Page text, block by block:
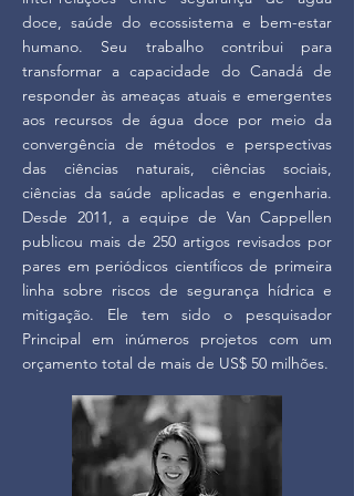
doce, saúde do ecossistema e bem-estar
humano. Seu trabalho contribui para
transformar a capacidade do Canadá de
responder às ameaças atuais e emergentes
aos recursos de água doce por meio da
convergência de métodos e perspectivas
das ciências naturais, ciências sociais,
ciências da saúde aplicadas e engenharia.
Desde 2011, a equipe de Van Cappellen
publicou mais de 250 artigos revisados por
pares em periódicos científicos de primeira
linha sobre riscos de segurança hídrica e
mitigação. Ele tem sido o pesquisador
Principal em inúmeros projetos com um
orçamento total de mais de US$ 50 milhões.